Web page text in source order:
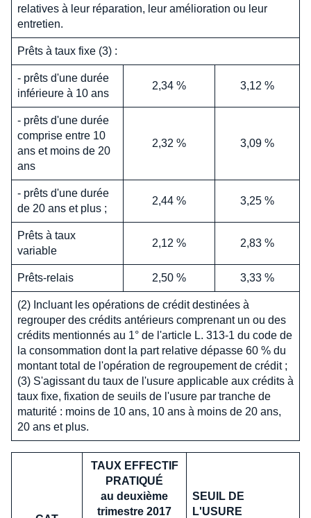
relatives à leur réparation, leur amélioration ou leur
entretien.
Prêts à taux fixe (3) :
- prêts d'une durée
inférieure à 10 ans
2,34 % 3,12 %
- prêts d'une durée
comprise entre 10
ans et moins de 20
ans
2,32 % 3,09 %
- prêts d'une durée
de 20 ans et plus ;
2,44 % 3,25 %
Prêts à taux
variable
2,12 % 2,83 %
Prêts-relais 2,50 % 3,33 %
(2) Incluant les opérations de crédit destinées à
regrouper des crédits antérieurs comprenant un ou des
crédits mentionnés au 1° de l'article L. 313-1 du code de
la consommation dont la part relative dépasse 60 % du
montant total de l'opération de regroupement de crédit ;
(3) S'agissant du taux de l'usure applicable aux crédits à
taux fixe, fixation de seuils de l'usure par tranche de
maturité : moins de 10 ans, 10 ans à moins de 20 ans,
20 ans et plus.
TAUX EFFECTIF
PRATIQUÉ
au deuxième
trimestre 2017
SEUIL DE
L'USURE